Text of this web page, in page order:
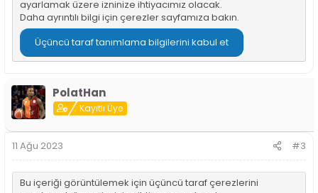
ayarlamak üzere izninize ihtiyacımız olacak.
Daha ayrıntılı bilgi için çerezler sayfamıza bakın.
Üçüncü taraf tanımlama bilgilerini kabul et
PolatHan
Kayıtlı Üye
11 Ağu 2023 #3
Bu içeriği görüntülemek için üçüncü taraf çerezlerini